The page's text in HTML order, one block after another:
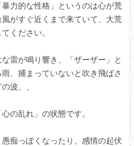
力的な性格」 というのは心が荒
風がすぐ近くまで来ていて、 大荒
ください。
雷が鳴り響き、
「ザーザー」と
、 捕まっていないと吹き飛ばさ
波、、
の乱れ」の状態です。
愚痴っぽくなったり、 感情の起伏